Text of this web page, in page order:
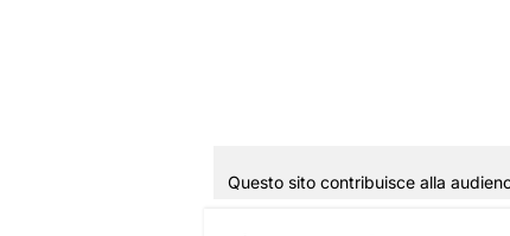
Questo sito contribuisce alla